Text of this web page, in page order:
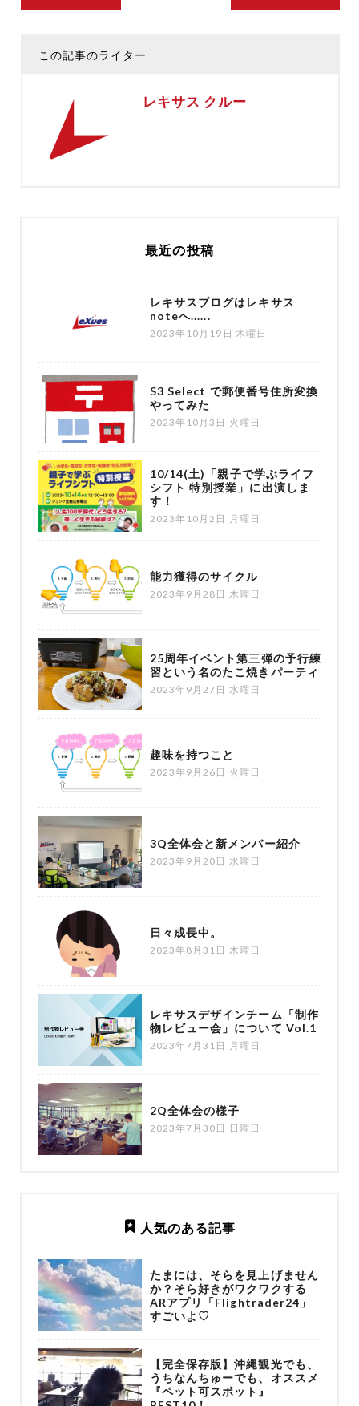
この記事のライター
レキサス クルー
最近の投稿
レキサスブログはレキサス
noteへ......
2023年10月19日 木曜日
S3 Select で郵便番号住所変換
やってみた
2023年10月3日 火曜日
10/14(土)「親子で学ぶライフ
シフト 特別授業」に出演しま
す！
2023年10月2日 月曜日
能力獲得のサイクル
2023年9月28日 木曜日
25周年イベント第三弾の予行練
習という名のたこ焼きパーティ
2023年9月27日 水曜日
趣味を持つこと
2023年9月26日 火曜日
3Q全体会と新メンバー紹介
2023年9月20日 水曜日
日々成長中。
2023年8月31日 木曜日
レキサスデザインチーム「制作
物レビュー会」について Vol.1
2023年7月31日 月曜日
2Q全体会の様子
2023年7月30日 日曜日
人気のある記事
たまには、そらを見上げません
か？そら好きがワクワクする
ARアプリ「Flightrader24」
すごいよ♡
【完全保存版】沖縄観光でも、
うちなんちゅーでも、オススメ
『ペット可スポット』